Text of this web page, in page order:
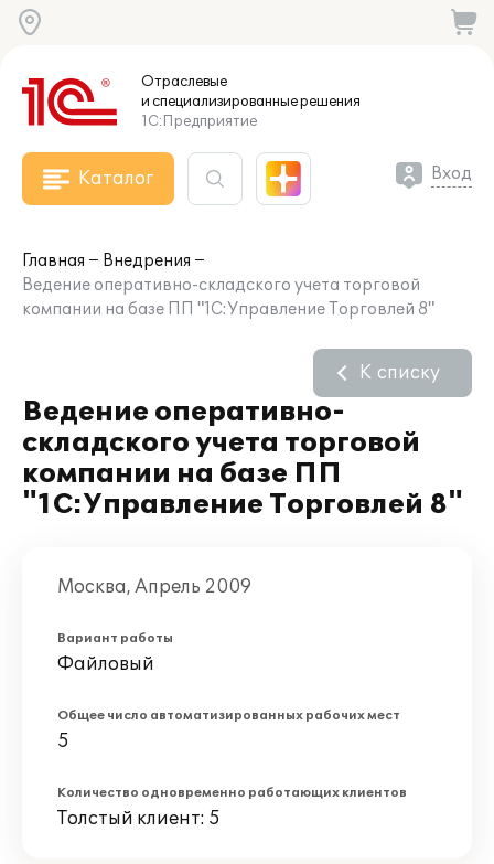
Отраслевые
и специализированныерешения
1С:Предприятие
Каталог Вход
Главная
Внедрения
Ведение оперативно-складского учета торговой
компании на базе ПП "1С:Управление Торговлей 8"
Ведение оперативно-
складского учета торговой
компании на базе ПП
"1С:Управление Торговлей 8"
К списку
Москва, Апрель 2009
Вариант работы
Файловый
Общее число автоматизированных рабочих мест
5
Количество одновременно работающих клиентов
Толстый клиент: 5